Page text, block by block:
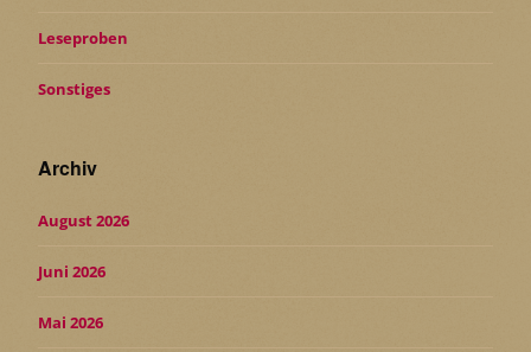
Leseproben
Sonstiges
Archiv
August 2026
Juni 2026
Mai 2026